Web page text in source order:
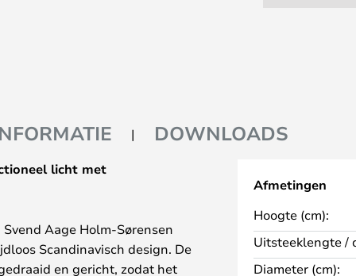
DOWNLOADS
licht met
Aage Holm-Sørensen
Scandinavisch design. De
en gericht, zodat het
Afmetingen
Hoogte (cm):
Uitsteeklengte /
Diameter (cm):